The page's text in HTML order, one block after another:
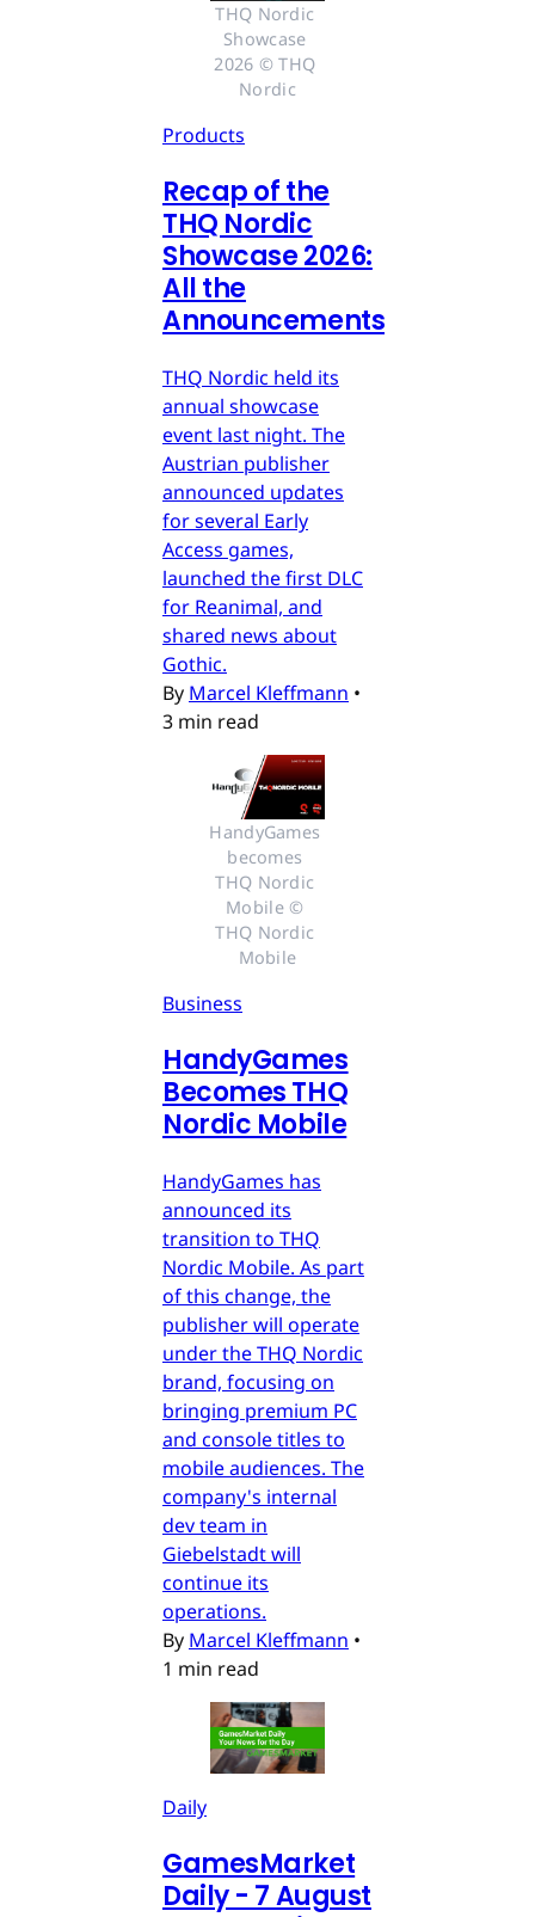
THQ Nordic
Showcase
2026 © THQ
Nordic
Products
Recap of the
THQ Nordic
Showcase 2026:
All the
Announcements
THQ Nordic held its
annual showcase
event last night. The
Austrian publisher
announced updates
for several Early
Access games,
launched the first DLC
for Reanimal, and
shared news about
Gothic.
By Marcel Kleffmann •
3 min read
HandyGames
becomes
THQ Nordic
Mobile ©
THQ Nordic
Mobile
Business
HandyGames
Becomes THQ
Nordic Mobile
HandyGames has
announced its
transition to THQ
Nordic Mobile. As part
of this change, the
publisher will operate
under the THQ Nordic
brand, focusing on
bringing premium PC
and console titles to
mobile audiences. The
company's internal
dev team in
Giebelstadt will
continue its
operations.
By Marcel Kleffmann •
1 min read
Daily
GamesMarket
Daily - 7 August